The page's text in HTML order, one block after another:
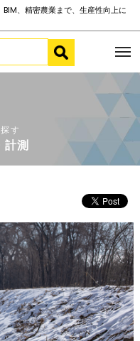
、精密農業まで、生産性向上に
す
計測